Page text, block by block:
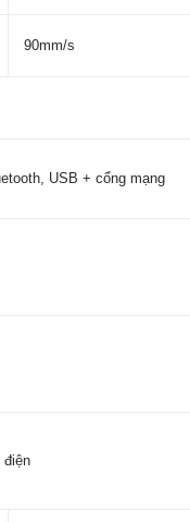
90mm/s
USB + cổng mạng
điện